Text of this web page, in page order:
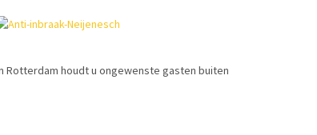
houdt u ongewenste gasten buiten